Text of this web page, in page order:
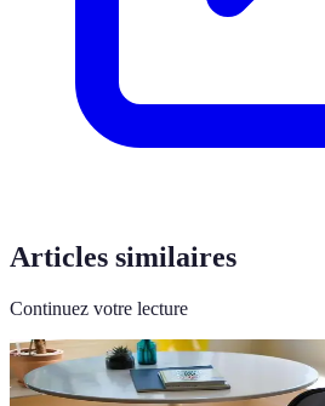
Articles similaires
Continuez votre lecture